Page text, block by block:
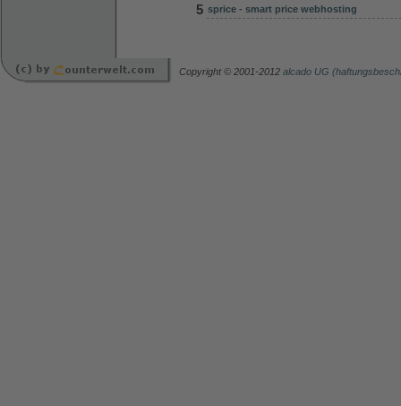
5 sprice - smart price webhosting
Copyright © 2001-2012 alcado UG